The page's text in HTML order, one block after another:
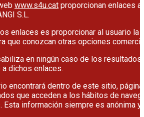
www.s4u.cat proporcionan enlaces
S.L.
enlaces es proporcionar al usuario la
que conozcan otras opciones
en ningún caso de los resultados
dichos enlaces.
encontrará dentro de este sitio,
que acceden a los hábitos de
información siempre es anónima